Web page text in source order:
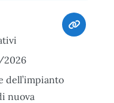
dell’impianto
nuova